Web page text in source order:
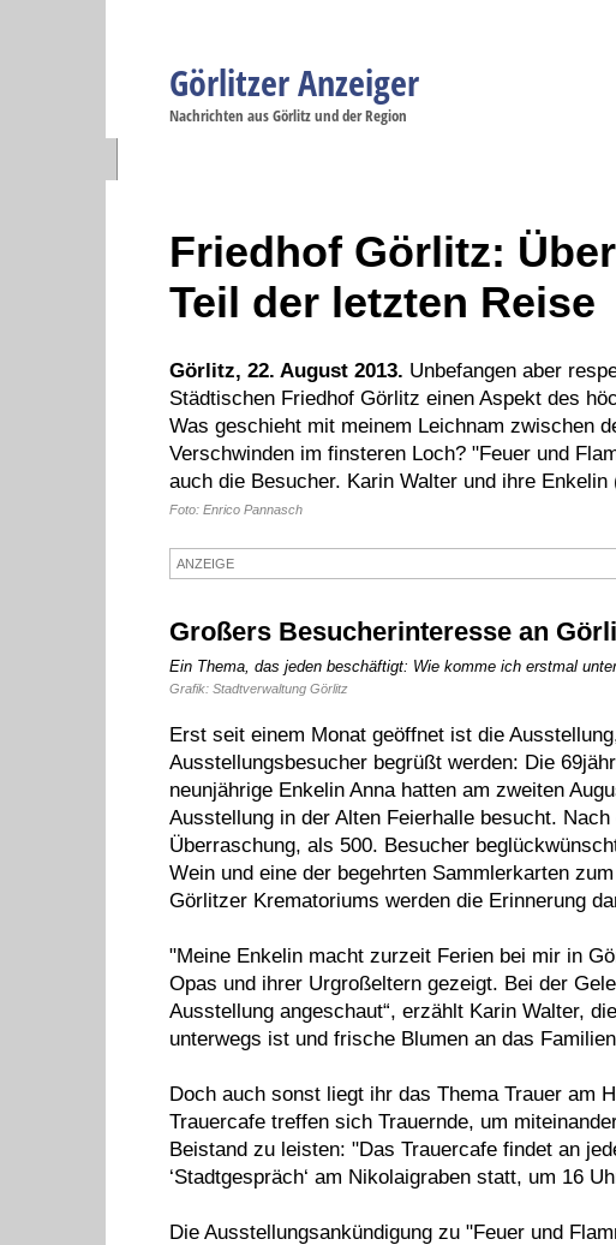
Görlitzer Anzeiger
Nachrichten aus Görlitz und der Region
Friedhof Görlitz:
Teil der letzten Reise
Görlitz, 22. August 2013. Unbefangen aber
Städtischen Friedhof Görlitz einen Aspekt des
Was geschieht mit meinem Leichnam zwischen
Verschwinden im finsteren Loch? "Feuer und
auch die Besucher. Karin Walter und ihre Enkelin
Foto: Enrico Pannasch
ANZEIGE
Großers Besucherinteresse an
Ein Thema, das jeden beschäftigt: Wie komme ich erstmal
Grafik: Stadtverwaltung Görlitz
Erst seit einem Monat geöffnet ist die
Ausstellungsbesucher begrüßt werden: Die
neunjährige Enkelin Anna hatten am zweiten
Ausstellung in der Alten Feierhalle besucht. Nach
Überraschung, als 500. Besucher
Wein und eine der begehrten Sammlerkarten
Görlitzer Krematoriums werden die Erinnerung
"Meine Enkelin macht zurzeit Ferien bei mir in
Opas und ihrer Urgroßeltern gezeigt. Bei der
Ausstellung angeschaut“, erzählt Karin Walter,
unterwegs ist und frische Blumen an das
Doch auch sonst liegt ihr das Thema Trauer am
Trauercafe treffen sich Trauernde, um
Beistand zu leisten: "Das Trauercafe findet an
‘Stadtgespräch‘ am Nikolaigraben statt, um 16
Die Ausstellungsankündigung zu "Feuer und